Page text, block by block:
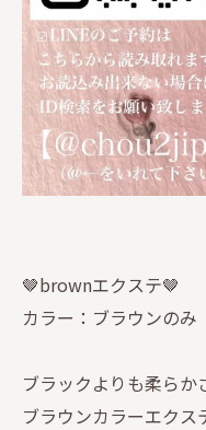
🤎brownエクステ🤎
カラー：ブラウンのみ
ブラックよりも柔らか
ブラウンカラーエクス